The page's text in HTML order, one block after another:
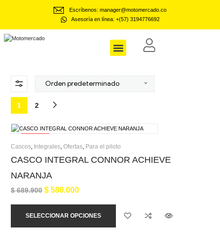
Asesoría en línea: +(57) 3194776692
Escríbenos: manager@motomercado.co
1 2
Cascos Integrales Ofertas Para el piloto
CASCO INTEGRAL CONNOR ACHIEVE
NARANJA
$689.900 $ 580.000
SELECCIONAR OPCIONES